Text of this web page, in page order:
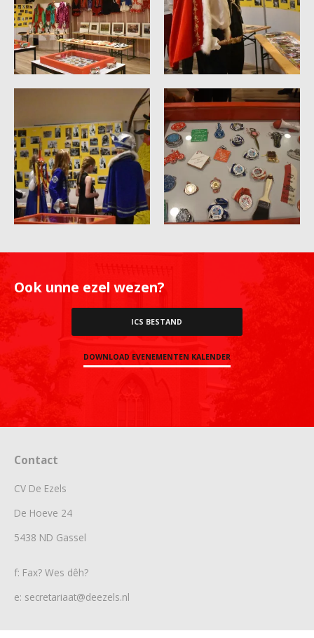
Ook unne ezel wezen?
ICS BESTAND
DOWNLOAD EVENEMENTEN KALENDER
Contact
CV De Ezels
De Hoeve 24
5438 ND Gassel
f: Fax? Wes dêh?
e: secretariaat@deezels.nl